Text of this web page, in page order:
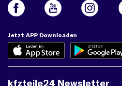
Jetzt APP Downloaden
kfzteile24 Newsletter